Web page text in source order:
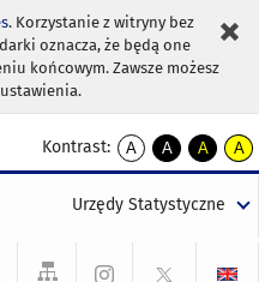
. Korzystanie z witryny bez
oznacza, że będą one
końcowym. Zawsze możesz
Kontrast:
A
kontrast
A
kontrast
tekst
czarnym
A
kontrast
tekst
czarnym
A
tekst
żółtym
Urzędy Statystyczne